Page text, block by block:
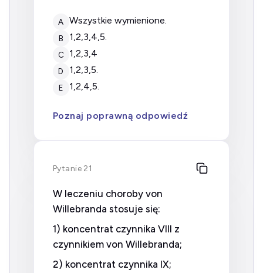
A wszystkie wymienione.
B 1,2,3,4,5.
C 1,2,3,4
D 1,2,3,5.
E 1,2,4,5.
Poznaj poprawną odpowiedź
Pytanie 21
W leczeniu choroby von
Willebranda stosuje się:
1) koncentrat czynnika VIII z
czynnikiem von Willebranda;
2) koncentrat czynnika IX;